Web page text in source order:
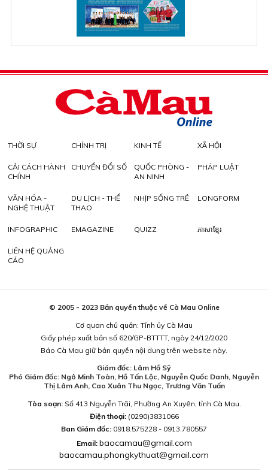
THỜI SỰ CHÍNH TRỊ KINH TẾ XÃ HỘI
CẢI CÁCH HÀNH
CHÍNH
CHUYỂN ĐỔI SỐ
QUỐC PHÒNG -
AN NINH
PHÁP LUẬT
VĂN HÓA -
NGHỆ THUẬT
DU LỊCH - THỂ
THAO
NHỊP SỐNG TRẺ LONGFORM
INFOGRAPHIC EMAGAZINE QUIZZ ភាសាខ្មែរ
LIÊN HỆ QUẢNG
CÁO
© 2005 - 2023 Bản quyền thuộc về Cà Mau Online
Cơ quan chủ quản: Tỉnh ủy Cà Mau
Giấy phép xuất bản số 620/GP-BTTTT, ngày 24/12/2020
Báo Cà Mau giữ bản quyền nội dung trên website này.
Giám đốc: Lâm Hồ Sỹ
Phó Giám đốc: Ngô Minh Toàn, Hồ Tấn Lộc, Nguyễn Quốc Danh, Nguyễn
Thị Lâm Anh, Cao Xuân Thu Ngọc, Trương Văn Tuấn
Tòa soạn:Số 413 Nguyễn Trãi, Phường An Xuyên, tỉnh Cà Mau.
Điện thoại: (0290)3831066
Ban Giám đốc: 0918.575228 - 0913.780557
Email: baocamau@gmail.com
baocamau.phongkythuat@gmail.com